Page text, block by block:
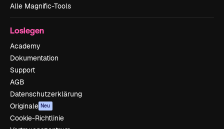
Alle Magnific-Tools
Loslegen
Academy
Dokumentation
Support
AGB
Datenschutzerklärung
Originale Neu
Cookie-Richtlinie